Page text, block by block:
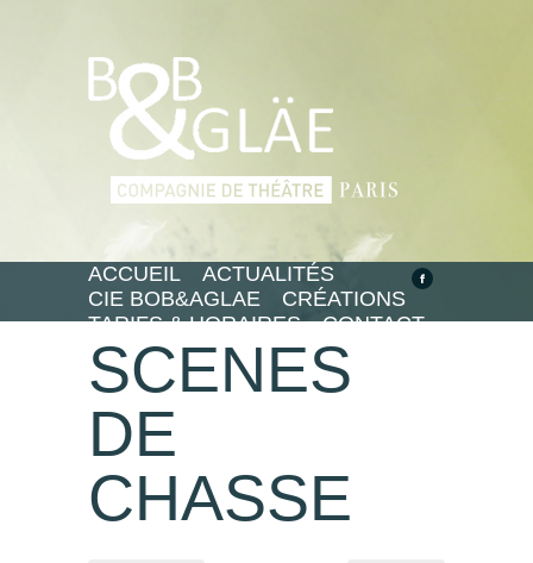
ACCUEIL
ACTUALITÉS
CIE BOB&AGLAE
CRÉATIONS
TARIFS & HORAIRES
CONTACT
SCENES
DE
CHASSE